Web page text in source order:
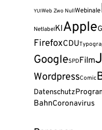
YUIWeb Zwo NullWebinale
NetlabelKIApple
FirefoxCDU
GoogleSPDFilm
WordpressComic
Datenschutz
BahnCoronavirus